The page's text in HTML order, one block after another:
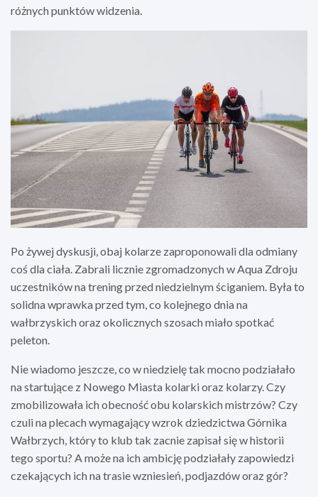
różnych punktów widzenia.
Po żywej dyskusji, obaj kolarze zaproponowali dla odmiany
coś dla ciała. Zabrali licznie zgromadzonych w Aqua Zdroju
uczestników na trening przed niedzielnym ściganiem. Była to
solidna wprawka przed tym, co kolejnego dnia na
wałbrzyskich oraz okolicznych szosach miało spotkać
peleton.
Nie wiadomo jeszcze, co w niedzielę tak mocno podziałało
na startujące z Nowego Miasta kolarki oraz kolarzy. Czy
zmobilizowała ich obecność obu kolarskich mistrzów? Czy
czuli na plecach wymagający wzrok dziedzictwa Górnika
Wałbrzych, który to klub tak zacnie zapisał się w historii
tego sportu? A może na ich ambicję podziałały zapowiedzi
czekających ich na trasie wzniesień, podjazdów oraz gór?